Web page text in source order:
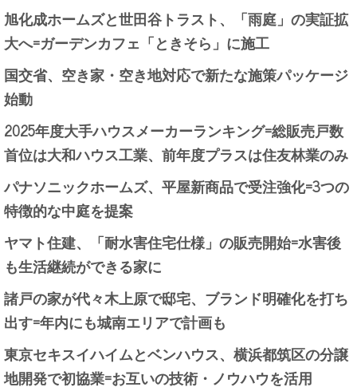
旭化成ホームズと世田谷トラスト、「雨庭」の実証拡
大へ=ガーデンカフェ「ときそら」に施工
国交省、空き家・空き地対応で新たな施策パッケージ
始動
2025年度大手ハウスメーカーランキング=総販売戸数
首位は大和ハウス工業、前年度プラスは住友林業のみ
パナソニックホームズ、平屋新商品で受注強化=3つの
特徴的な中庭を提案
ヤマト住建、「耐水害住宅仕様」の販売開始=水害後
も生活継続ができる家に
諸戸の家が代々木上原で邸宅、ブランド明確化を打ち
出す=年内にも城南エリアで計画も
東京セキスイハイムとベンハウス、横浜都筑区の分譲
地開発で初協業=お互いの技術・ノウハウを活用